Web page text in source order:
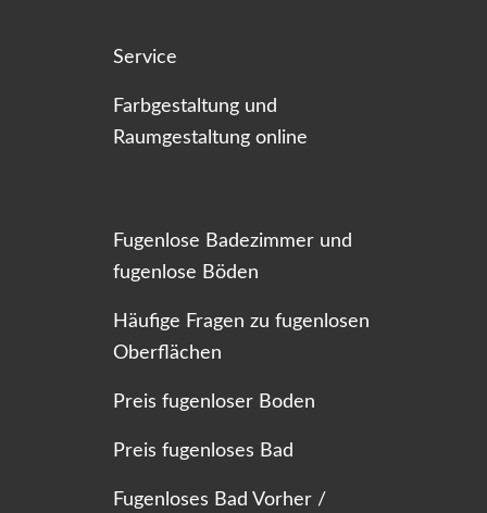
Service
Farbgestaltung und
Raumgestaltung online
Fugenlose Badezimmer und
fugenlose Böden
Häufige Fragen zu fugenlosen
Oberflächen
Preis fugenloser Boden
Preis fugenloses Bad
Fugenloses Bad Vorher /